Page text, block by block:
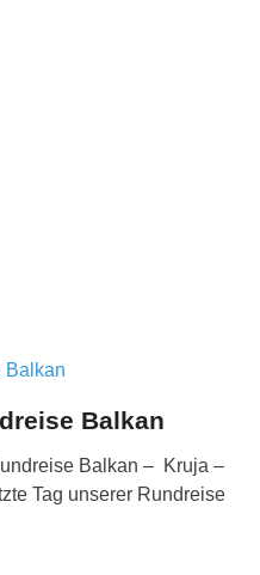
Balkan
Balkan – Kruja –
Tag unserer Rundreise